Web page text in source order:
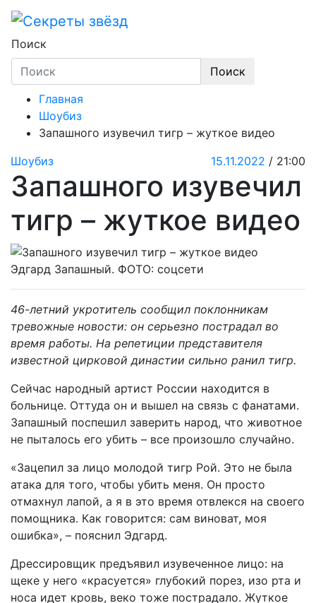
Skip
content
Секреты звёзд
Новости, истории звёзд шоу-бизнеса,
Поиск
Поиск
Главная
Шоубиз
Запашного изувечил тигр – жуткое видео
Шоубиз
15.11.2022 / 21:00
Запашного изувечил
тигр – жуткое видео
Эдгард Запашный. ФОТО: соцсети
46-летний укротитель сообщил поклонникам
тревожные новости: он серьезно пострадал во
время работы. На репетиции представителя
известной цирковой династии сильно ранил тигр.
Сейчас народный артист России находится в
больнице. Оттуда он и вышел на связь с фанатами.
Запашный поспешил заверить народ, что животное
не пыталось его убить – все произошло случайно.
«Зацепил за лицо молодой тигр Рой. Это не была
атака для того, чтобы убить меня. Он просто
отмахнул лапой, а я в это время отвлекся на своего
помощника. Как говорится: сам виноват, моя
ошибка», – пояснил Эдгард.
Дрессировщик предъявил изувеченное лицо: на
щеке у него «красуется» глубокий порез, изо рта и
носа идет кровь, веко тоже пострадало. Жуткое